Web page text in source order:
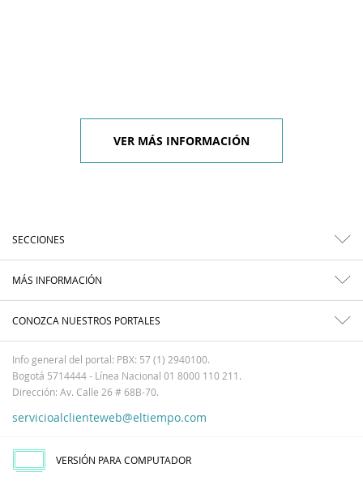
VER MÁS INFORMACIÓN
SECCIONES
MÁS INFORMACIÓN
CONOZCA NUESTROS PORTALES
Info general del portal: PBX: 57 (1) 2940100.
Bogotá 5714444 - Línea Nacional 01 8000 110 211.
Dirección: Av. Calle 26 # 68B-70.
servicioalclienteweb@eltiempo.com
VERSIÓN PARA COMPUTADOR